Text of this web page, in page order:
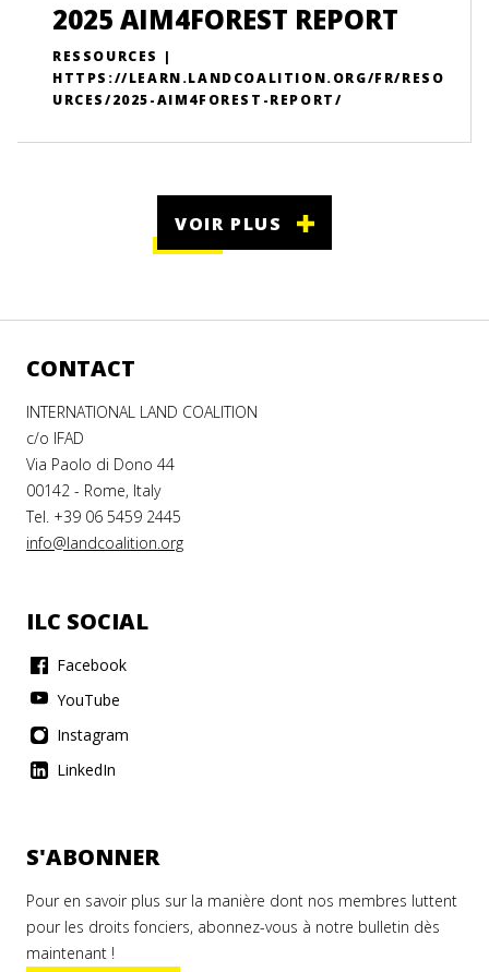
2025 AIM4FOREST REPORT
RESSOURCES |
HTTPS://LEARN.LANDCOALITION.ORG/FR/RESO
URCES/2025-AIM4FOREST-REPORT/
VOIR PLUS
CONTACT
INTERNATIONAL LAND COALITION
c/o IFAD
Via Paolo di Dono 44
00142 - Rome, Italy
Tel. +39 06 5459 2445
info@landcoalition.org
ILC SOCIAL
Facebook
YouTube
Instagram
LinkedIn
S'ABONNER
Pour en savoir plus sur la manière dont nos membres luttent
pour les droits fonciers, abonnez-vous à notre bulletin dès
maintenant !